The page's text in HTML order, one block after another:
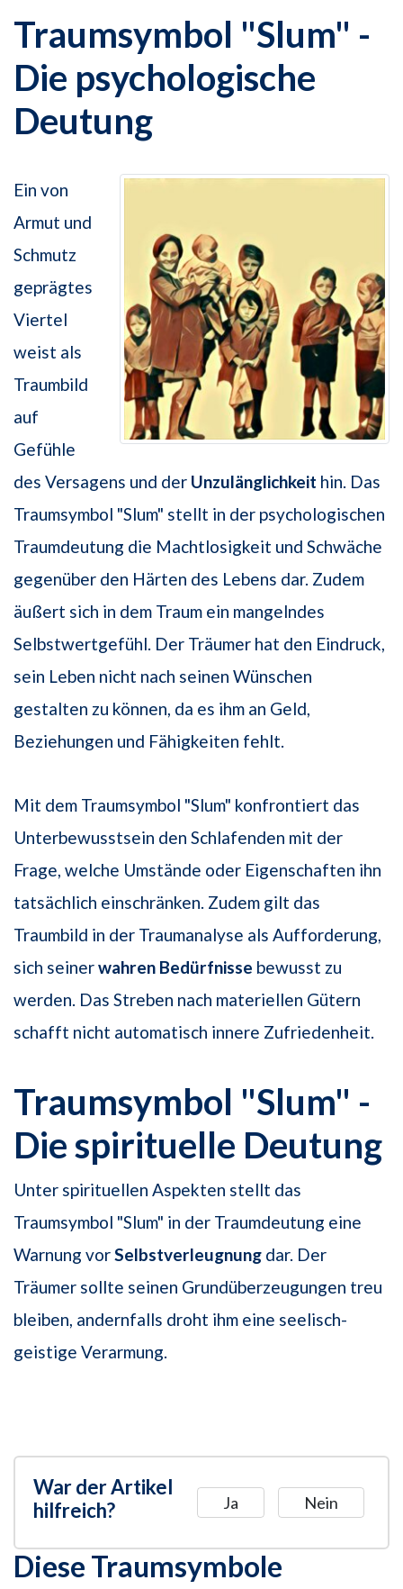
Traumsymbol "Slum" -
Die psychologische
Deutung
Ein von
Armut und
Schmutz
geprägtes
Viertel
weist als
Traumbild
auf
Gefühle
des Versagens und der Unzulänglichkeit hin. Das
Traumsymbol "Slum" stellt in der psychologischen
Traumdeutung die Machtlosigkeit und Schwäche
gegenüber den Härten des Lebens dar. Zudem
äußert sich in dem Traum ein mangelndes
Selbstwertgefühl. Der Träumer hat den Eindruck,
sein Leben nicht nach seinen Wünschen
gestalten zu können, da es ihm an Geld,
Beziehungen und Fähigkeiten fehlt.
Mit dem Traumsymbol "Slum" konfrontiert das
Unterbewusstsein den Schlafenden mit der
Frage, welche Umstände oder Eigenschaften ihn
tatsächlich einschränken. Zudem gilt das
Traumbild in der Traumanalyse als Aufforderung,
sich seinerwahren Bedürfnisse bewusst zu
werden. Das Streben nach materiellen Gütern
schafft nicht automatisch innere Zufriedenheit.
Traumsymbol "Slum" -
Die spirituelle Deutung
Unter spirituellen Aspekten stellt das
Traumsymbol "Slum" in der Traumdeutung eine
Warnung vorSelbstverleugnung dar. Der
Träumer sollte seinen Grundüberzeugungen treu
bleiben, andernfalls droht ihm eine seelisch-
geistige Verarmung.
War der Artikel
hilfreich?
Ja Nein
Diese Traumsymbole